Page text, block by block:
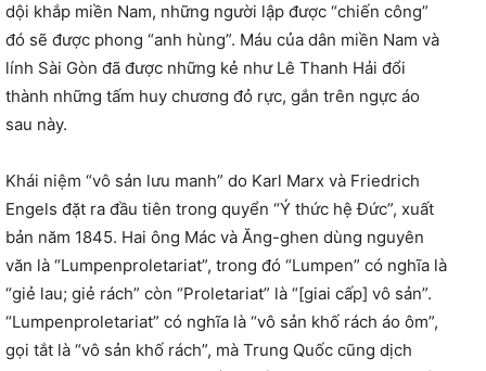
dội khắp miền Nam, những người lập được “chiến công”
đó sẽ được phong “anh hùng”. Máu của dân miền Nam và
lính Sài Gòn đã được những kẻ như Lê Thanh Hải đổi
thành những tấm huy chương đỏ rực, gắn trên ngực áo
sau này.
Khái niệm “vô sản lưu manh” do Karl Marx và Friedrich
Engels đặt ra đầu tiên trong quyển “Ý thức hệ Đức”, xuất
bản năm 1845. Hai ông Mác và Ăng-ghen dùng nguyên
văn là “Lumpenproletariat”, trong đó “Lumpen” có nghĩa là
“giẻ lau; giẻ rách” còn “Proletariat” là “[giai cấp] vô sản”.
“Lumpenproletariat” có nghĩa là “vô sản khố rách áo ôm”,
gọi tắt là “vô sản khố rách”, mà Trung Quốc cũng dịch